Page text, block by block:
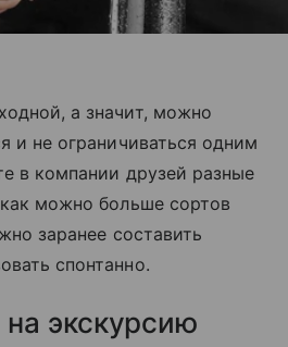
а значит, можно
и не ограничиваться одним
в компании друзей разные
можно больше сортов
заранее составить
спонтанно.
экскурсию